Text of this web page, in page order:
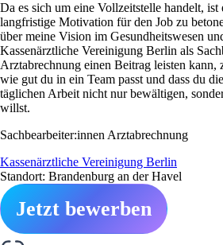
Da es sich um eine Vollzeitstelle handelt, ist
langfristige Motivation für den Job zu
über meine Vision im Gesundheitswesen
Kassenärztliche Vereinigung Berlin als
Arztabrechnung einen Beitrag leisten kann,
wie gut du in ein Team passt und dass du
täglichen Arbeit nicht nur bewältigen,
willst.
Sachbearbeiter:innen Arztabrechnung
Kassenärztliche Vereinigung Berlin
Standort: Brandenburg an der Havel
Jetzt bewerben